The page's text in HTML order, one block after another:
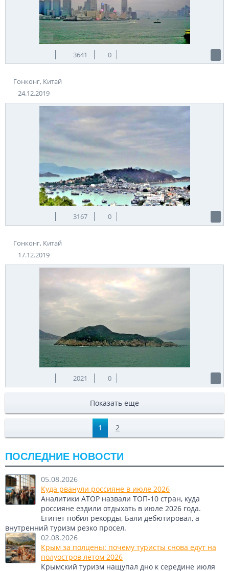
3641 0
Гонконг, Китай
24.12.2019
3167 0
Гонконг, Китай
17.12.2019
2021 0
Показать еще
1 2
ПОСЛЕДНИЕ НОВОСТИ
05.08.2026
Куда рванули россияне в июле 2026
Аналитики АТОР назвали ТОП-10 стран, куда
россияне ездили отдыхать в июле 2026 года.
Египет побил рекорды, Бали дебютировал, а
внутренний туризм резко просел.
02.08.2026
Крым за полцены: почему туристы снова едут на
полуостров летом 2026
Крымский туризм нащупал дно к середине июля